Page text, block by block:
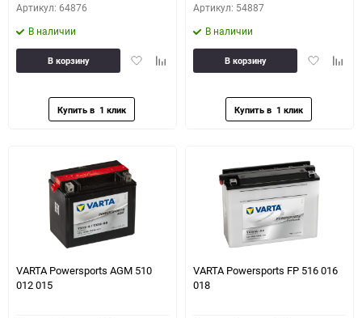
Артикул: 64876
В наличии
ДобавитьДобавить
В корзину
Артикул: 54887
В наличии
Добавить
В корзину
VARTA Powersports AGM 510
012 015
VARTA Powersports FP 516 016
018